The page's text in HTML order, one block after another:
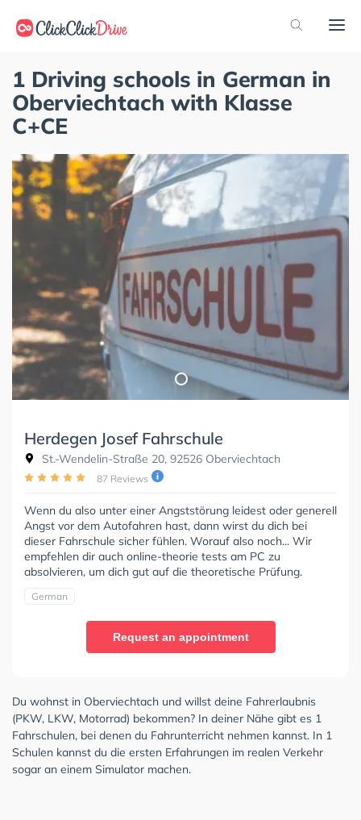
1 Driving schools in German in
Oberviechtach with Klasse
C+CE
Herdegen Josef Fahrschule
St.-Wendelin-Straße 20, 92526 Oberviechtach
87 Reviews
Wenn du also unter einer Angststörung leidest oder generell
Angst vor dem Autofahren hast, dann wirst du dich bei
dieser Fahrschule sicher fühlen. Worauf also noch... Wir
empfehlen dir auch online-theorie tests am PC zu
absolvieren, um dich gut auf die theoretische Prüfung.
German
Request an appointment
Du wohnst in Oberviechtach und willst deine Fahrerlaubnis
(PKW, LKW, Motorrad) bekommen? In deiner Nähe gibt es 1
Fahrschulen, bei denen du Fahrunterricht nehmen kannst. In 1
Schulen kannst du die ersten Erfahrungen im realen Verkehr
sogar an einem Simulator machen.